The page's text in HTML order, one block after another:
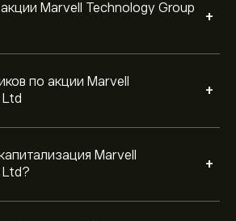
Marvell Technology Group
+
по акции Marvell
+
Marvell
Ltd?
+